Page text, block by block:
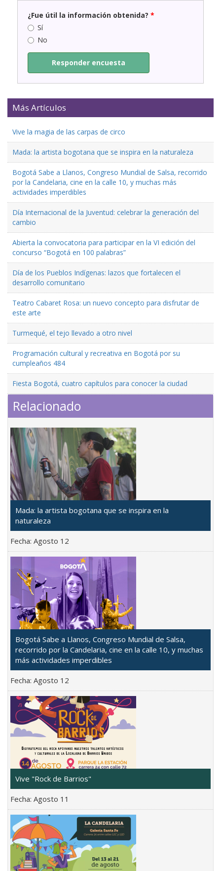
¿Fue útil la información obtenida? *
Sí
No
Responder encuesta
Más Artículos
Vive la magia de las carpas de circo
Mada: la artista bogotana que se inspira en la naturaleza
Bogotá Sabe a Llanos, Congreso Mundial de Salsa, recorrido
por la Candelaria, cine en la calle 10, y muchas más
actividades imperdibles
Día Internacional de la Juventud: celebrar la generación del
cambio
Abierta la convocatoria para participar en la VI edición del
concurso “Bogotá en 100 palabras”
Día de los Pueblos Indígenas: lazos que fortalecen el
desarrollo comunitario
Teatro Cabaret Rosa: un nuevo concepto para disfrutar de
este arte
Turmequé, el tejo llevado a otro nivel
Programación cultural y recreativa en Bogotá por su
cumpleaños 484
Fiesta Bogotá, cuatro capítulos para conocer la ciudad
Relacionado
Mada: la artista bogotana que se inspira en la
naturaleza
Fecha: Agosto 12
Bogotá Sabe a Llanos, Congreso Mundial de Salsa,
recorrido por la Candelaria, cine en la calle 10, y muchas
más actividades imperdibles
Fecha: Agosto 12
Vive "Rock de Barrios"
Fecha: Agosto 11